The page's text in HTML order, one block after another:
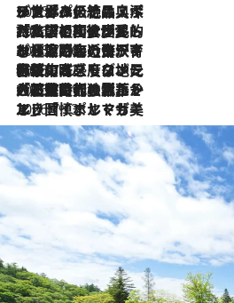
2026.8.8
リスボンの絶品スイーツ「パステル・デ・ナタ」とは？ポルトガル伝統の奥深い世界へ
2026.7.27
「私の祖国はポルトガル語です」国民的詩人フェルナンド・ペソアと、彼が愛した文学の街を歩く
2026.7.26
ポルトガル近海が育む極上の海の幸。キリリと冷えた白ワインと愉しむ、シーフード専門店の贅沢
2026.7.22
伝統の味をモダンに昇華。高感度な地元客が集う、リスボンの最旬ガストロノミー
2026.7.21
大航海時代の栄華から、震災、独裁、そして革命へ。ポルトガル・首都リスボンの石畳に刻まれた「歴史の光と影」
2026.7.13
エッセイ・ヤマザキマリ「慎ましくも美しき国 ポルトガル」